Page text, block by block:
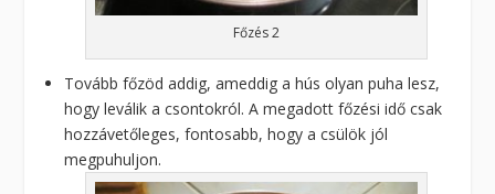
Főzés 2
Tovább főzöd addig, ameddig a hús olyan puha lesz,
hogy leválik a csontokról. A megadott főzési idő csak
hozzávetőleges, fontosabb, hogy a csülök jól
megpuhuljon.